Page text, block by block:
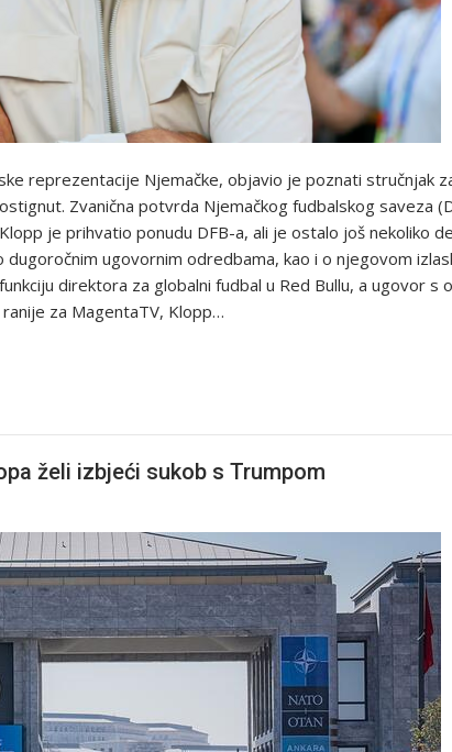
reprezentacije Njemačke, objavio je poznati stručnjak
Zvanična potvrda Njemačkog fudbalskog saveza
je prihvatio ponudu DFB-a, ali je ostalo još nekoliko
ugovornim odredbama, kao i o njegovom
direktora za globalni fudbal u Red Bullu, a ugovor s
za MagentaTV, Klopp…
želi izbjeći sukob s Trumpom